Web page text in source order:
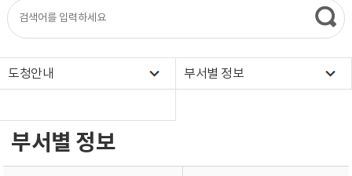
도청안내 부서별 정보
부서별 정보